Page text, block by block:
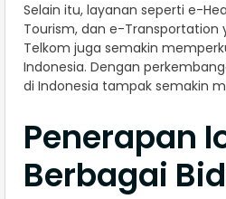
Selain itu, layanan seperti e-
Tourism, dan e-Transportation
Telkom juga semakin
Indonesia. Dengan
di Indonesia tampak semakin
Penerapan
Berbagai